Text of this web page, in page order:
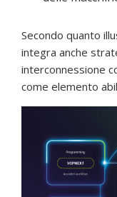
Secondo quanto
integra anche
interconnessione
come elemento